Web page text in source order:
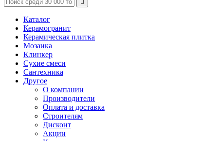

Каталог
Керамогранит
Керамическая плитка
Мозаика
Клинкер
Сухие смеси
Сантехника
Другое
О компании
Производители
Оплата и доставка
Строителям
Дисконт
Акции